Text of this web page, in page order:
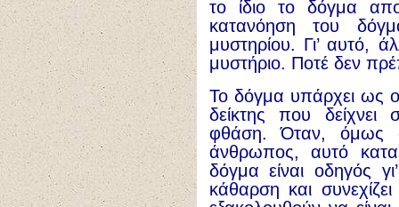
το ίδιο το δόγμα
κατανόηση του
μυστηρίου. Γι’ αυτό,
μυστήριο. Ποτέ δεν
Το δόγμα υπάρχει ως
δείκτης που
φθάση. Όταν, όμως
άνθρωπος, αυτό
δόγμα είναι οδηγός
κάθαρση και